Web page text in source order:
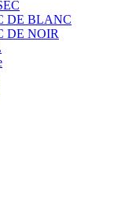
DE BLANC
DE NOIR